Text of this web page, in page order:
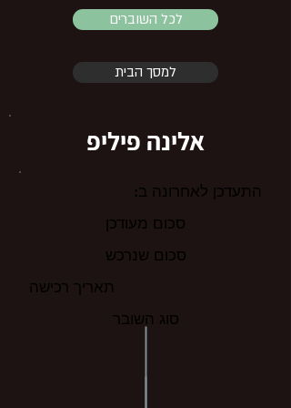
לכל השוברים
למסך הבית
אלינה פיליפ
התעדכן לאחרונה ב:
סכום מעודכן
סכום שנרכש
תאריך רכישה
סוג השובר